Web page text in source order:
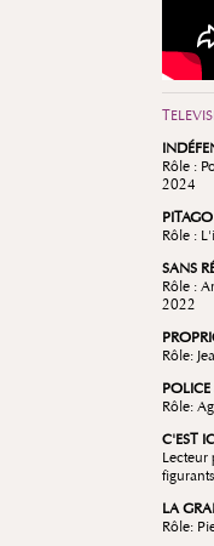
Rôle :
2024
Rôle :
SANS
Rôle :
2022
Rôle:
POLICE
Rôle:
C'EST
Lecteur
LA
Rôle: